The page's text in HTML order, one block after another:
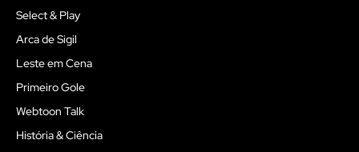
Select & Play
Arca de Sigil
Leste em Cena
Primeiro Gole
Webtoon Talk
História & Ciência